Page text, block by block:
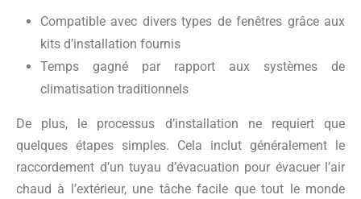
Compatible avec divers types de fenêtres grâce aux
kits d’installation fournis
Temps gagné par rapport aux systèmes de
climatisation traditionnels
De plus, le processus d’installation ne requiert que
quelques étapes simples. Cela inclut généralement le
raccordement d’un tuyau d’évacuation pour évacuer l’air
chaud à l’extérieur, une tâche facile que tout le monde